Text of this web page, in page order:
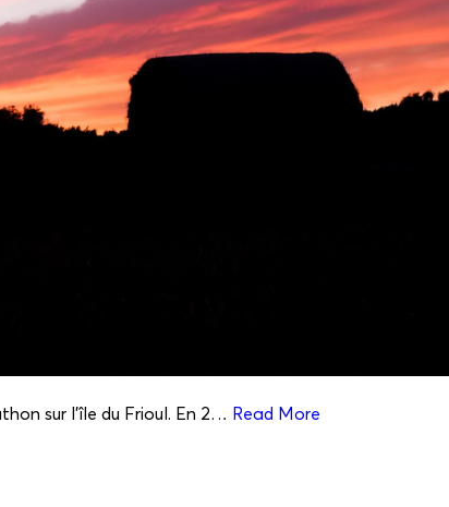
sur l’île du Frioul. En 2… Read More